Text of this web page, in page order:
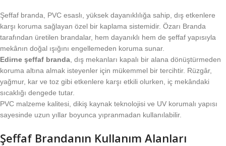
Şeffaf branda, PVC esaslı, yüksek dayanıklılığa sahip, dış etkenlere
karşı koruma sağlayan özel bir kaplama sistemidir. Özarı Branda
tarafından üretilen brandalar, hem dayanıklı hem de şeffaf yapısıyla
mekânın doğal ışığını engellemeden koruma sunar.
Edirne şeffaf branda , dış mekanları kapalı bir alana dönüştürmeden
koruma altına almak isteyenler için mükemmel bir tercihtir. Rüzgâr,
yağmur, kar ve toz gibi etkenlere karşı etkili olurken, iç mekândaki
sıcaklığı dengede tutar.
PVC malzeme kalitesi, dikiş kaynak teknolojisi ve UV korumalı yapısı
sayesinde uzun yıllar boyunca yıpranmadan kullanılabilir.
Şeffaf Brandanın Kullanım Alanları